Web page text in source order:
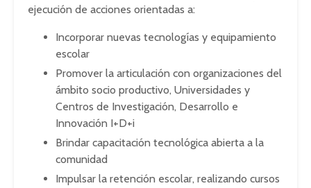
ejecución de acciones orientadas a:
Incorporar nuevas tecnologías y equipamiento
escolar
Promover la articulación con organizaciones del
ámbito socio productivo, Universidades y
Centros de Investigación, Desarrollo e
Innovación I+D+i
Brindar capacitación tecnológica abierta a la
comunidad
Impulsar la retención escolar, realizando cursos